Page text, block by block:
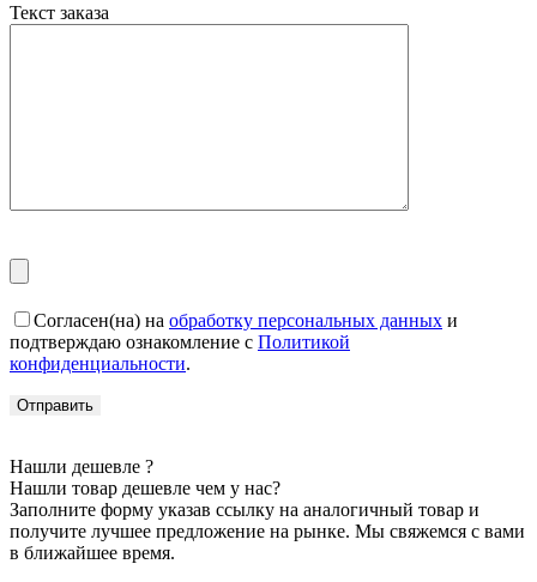
Текст заказа
Согласен(на) на обработку персональных данных и
подтверждаю ознакомление с Политикой
конфиденциальности.
Нашли дешевле ?
Нашли товар дешевле чем у нас?
Заполните форму указав ссылку на аналогичный товар и
получите лучшее предложение на рынке. Мы свяжемся с вами
в ближайшее время.